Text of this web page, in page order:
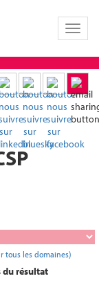
Toggle
tous les domaines)
du résultat